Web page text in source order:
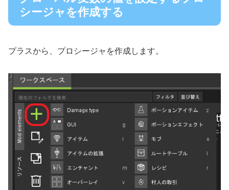
シージャを作成する
プラスから、プロシージャを作成します。